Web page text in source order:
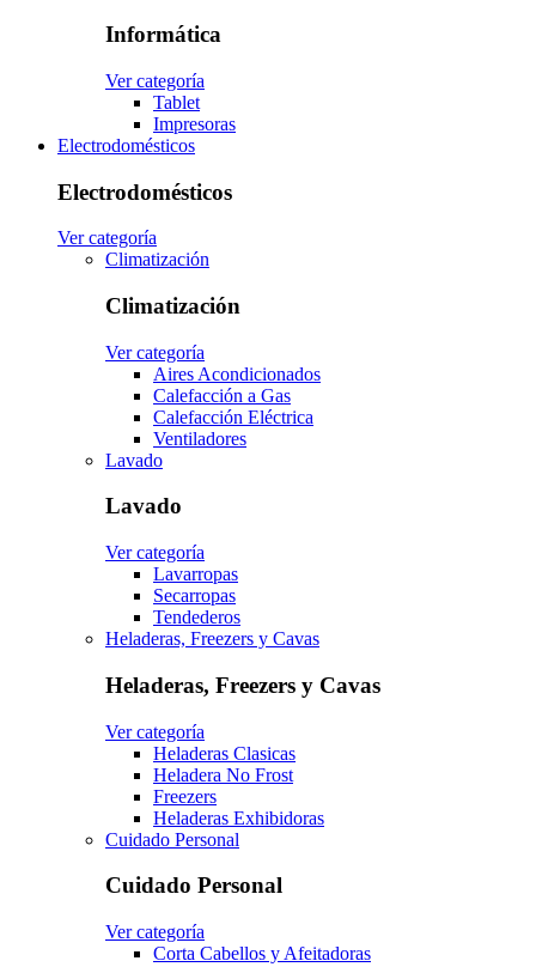
Informática
Ver categoría
Tablet
Impresoras
Electrodomésticos
Electrodomésticos
Ver categoría
Climatización
Climatización
Ver categoría
Aires Acondicionados
Calefacción a Gas
Calefacción Eléctrica
Ventiladores
Lavado
Lavado
Ver categoría
Lavarropas
Secarropas
Tendederos
Heladeras, Freezers y Cavas
Heladeras, Freezers y Cavas
Ver categoría
Heladeras Clasicas
Heladera No Frost
Freezers
Heladeras Exhibidoras
Cuidado Personal
Cuidado Personal
Ver categoría
Corta Cabellos y Afeitadoras